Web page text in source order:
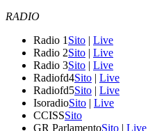
RADIO
Radio 1 Sito | Live
Radio 2Sito | Live
Radio 3Sito | Live
Radiofd4Sito | Live
Radiofd5Sito | Live
IsoradioSito | Live
CCISSSito
GR ParlamentoSito | Live